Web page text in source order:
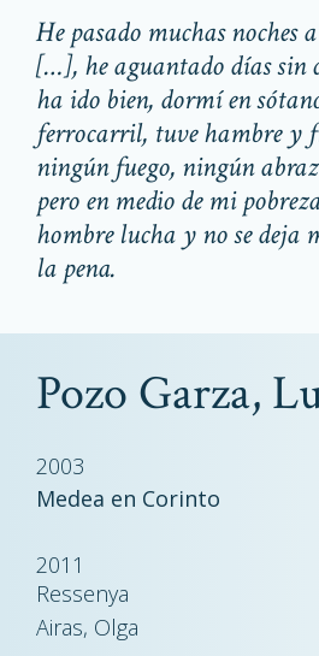
He pasado muchas noches
[…], he aguantado días sin
ha ido bien, dormí en
ferrocarril, tuve hambre y
ningún fuego, ningún
pero en medio de mi
hombre lucha y no se
la pena.
Pozo Garza,
2003
Medea en Corinto
2011
Ressenya
Airas, Olga